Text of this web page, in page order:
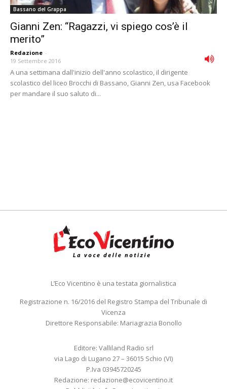
Bassano del Grappa
Gianni Zen: “Ragazzi, vi spiego cos’è il
merito”
Redazione -
19 Settembre 2016
A una settimana dall'inizio dell'anno scolastico, il dirigente
scolastico del liceo Brocchi di Bassano, Gianni Zen, usa Facebook
per mandare il suo saluto di...
L’Eco Vicentino è una testata giornalistica
Registrazione n. 16/2016 del Registro Stampa del Tribunale di
Vicenza
Direttore Responsabile: Mariagrazia Bonollo
Editore: Valliland Radio srl
via Lago di Lugano 27 – 36015 Schio (VI)
P.Iva 03945720245
Redazione: redazione@ecovicentino.it